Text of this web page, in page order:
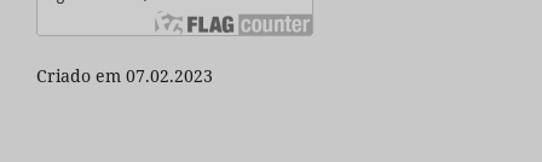
Criado em 07.02.2023